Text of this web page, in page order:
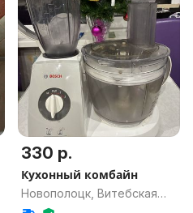
330 р.
Кухонный комбайн
Новополоцк, Витебская
обл.